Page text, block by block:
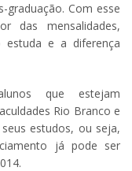
graduação. Com esse
das mensalidades,
estuda e a diferença
que estejam
Rio Branco e
estudos, ou seja,
já pode ser